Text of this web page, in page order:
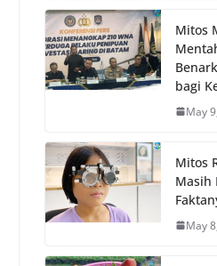
Mitos
bagi
May
Mitos
Masih
May